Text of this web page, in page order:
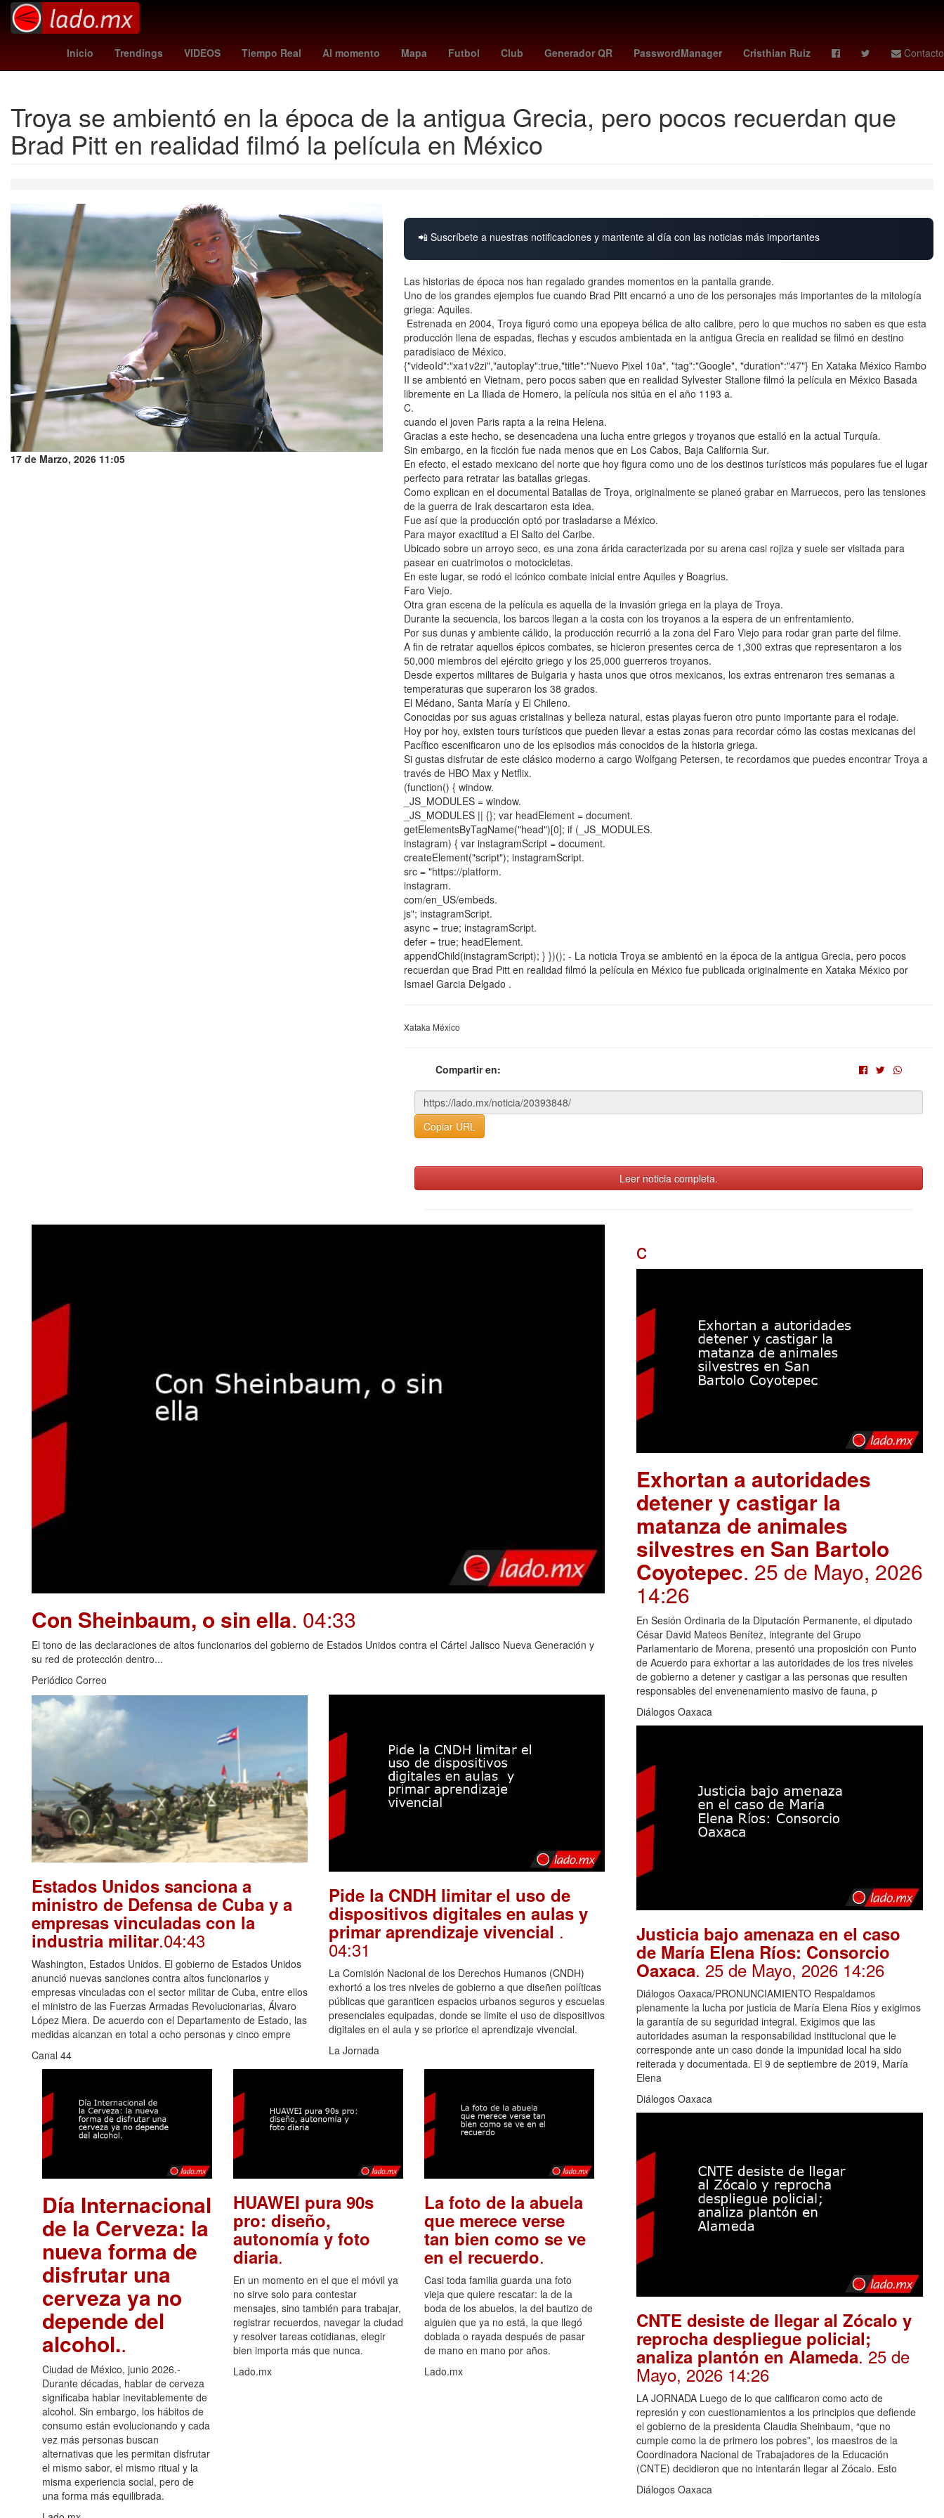
Inicio Trendings VIDEOS Tiempo Real Al momento Mapa Futbol Club Generador QR PasswordManager Cristhian Ruiz Contacto
Deslizamiento de tierra 2 de diciembre Club Atlético Talleres Casino en línea Legia de Varsovia James Mangold Zimbabue mönchengladbach - frankfurt MasterChef Celebrity
Troya se ambientó en la época de la antigua Grecia, pero pocos recuerdan que
Brad Pitt en realidad filmó la película en México
17 de Marzo, 2026 11:05
📲 Suscríbete a nuestras notificaciones y mantente al día con las noticias más importantes
Las historias de época nos han regalado grandes momentos en la pantalla grande.
Uno de los grandes ejemplos fue cuando Brad Pitt encarnó a uno de los personajes más importantes de la mitología
griega: Aquiles.
Estrenada en 2004, Troya figuró como una epopeya bélica de alto calibre, pero lo que muchos no saben es que esta
producción llena de espadas, flechas y escudos ambientada en la antigua Grecia en realidad se filmó en destino
paradisiaco de México.
{"videoId":"xa1v2zi","autoplay":true,"title":"Nuevo Pixel 10a", "tag":"Google", "duration":"47"} En Xataka México Rambo
II se ambientó en Vietnam, pero pocos saben que en realidad Sylvester Stallone filmó la película en México Basada
libremente en La Iliada de Homero, la película nos sitúa en el año 1193 a.
C.
cuando el joven Paris rapta a la reina Helena.
Gracias a este hecho, se desencadena una lucha entre griegos y troyanos que estalló en la actual Turquía.
Sin embargo, en la ficción fue nada menos que en Los Cabos, Baja California Sur.
En efecto, el estado mexicano del norte que hoy figura como uno de los destinos turísticos más populares fue el lugar
perfecto para retratar las batallas griegas.
Como explican en el documental Batallas de Troya, originalmente se planeó grabar en Marruecos, pero las tensiones
de la guerra de Irak descartaron esta idea.
Fue así que la producción optó por trasladarse a México.
Para mayor exactitud a El Salto del Caribe.
Ubicado sobre un arroyo seco, es una zona árida caracterizada por su arena casi rojiza y suele ser visitada para
pasear en cuatrimotos o motocicletas.
En este lugar, se rodó el icónico combate inicial entre Aquiles y Boagrius.
Faro Viejo.
Otra gran escena de la película es aquella de la invasión griega en la playa de Troya.
Durante la secuencia, los barcos llegan a la costa con los troyanos a la espera de un enfrentamiento.
Por sus dunas y ambiente cálido, la producción recurrió a la zona del Faro Viejo para rodar gran parte del filme.
A fin de retratar aquellos épicos combates, se hicieron presentes cerca de 1,300 extras que representaron a los
50,000 miembros del ejército griego y los 25,000 guerreros troyanos.
Desde expertos militares de Bulgaria y hasta unos que otros mexicanos, los extras entrenaron tres semanas a
temperaturas que superaron los 38 grados.
El Médano, Santa María y El Chileno.
Conocidas por sus aguas cristalinas y belleza natural, estas playas fueron otro punto importante para el rodaje.
Hoy por hoy, existen tours turísticos que pueden llevar a estas zonas para recordar cómo las costas mexicanas del
Pacífico escenificaron uno de los episodios más conocidos de la historia griega.
Si gustas disfrutar de este clásico moderno a cargo Wolfgang Petersen, te recordamos que puedes encontrar Troya a
través de HBO Max y Netflix.
(function() { window.
_JS_MODULES = window.
_JS_MODULES || {}; var headElement = document.
getElementsByTagName("head")[0]; if (_JS_MODULES.
instagram) { var instagramScript = document.
createElement("script"); instagramScript.
src = "https://platform.
instagram.
com/en_US/embeds.
js"; instagramScript.
async = true; instagramScript.
defer = true; headElement.
appendChild(instagramScript); } })(); - La noticia Troya se ambientó en la época de la antigua Grecia, pero pocos
recuerdan que Brad Pitt en realidad filmó la película en México fue publicada originalmente en Xataka México por
Ismael Garcia Delgado .
Xataka México
Compartir en:
Copiar URL
Leer noticia completa.
Con Sheinbaum, o sin ella. 04:33
El tono de las declaraciones de altos funcionarios del gobierno de Estados Unidos contra el Cártel Jalisco Nueva Generación y
su red de protección dentro...
Periódico Correo
Estados Unidos sanciona a
ministro de Defensa de Cuba y a
empresas vinculadas con la
industria militar.04:43
Washington, Estados Unidos. El gobierno de Estados Unidos
anunció nuevas sanciones contra altos funcionarios y
empresas vinculadas con el sector militar de Cuba, entre ellos
el ministro de las Fuerzas Armadas Revolucionarias, Álvaro
López Miera. De acuerdo con el Departamento de Estado, las
medidas alcanzan en total a ocho personas y cinco empre
Canal 44
Pide la CNDH limitar el uso de
dispositivos digitales en aulas y
primar aprendizaje vivencial .
04:31
La Comisión Nacional de los Derechos Humanos (CNDH)
exhortó a los tres niveles de gobierno a que diseñen políticas
públicas que garanticen espacios urbanos seguros y escuelas
presenciales equipadas, donde se limite el uso de dispositivos
digitales en el aula y se priorice el aprendizaje vivencial.
La Jornada
Día Internacional
de la Cerveza: la
nueva forma de
disfrutar una
cerveza ya no
depende del
alcohol..
Ciudad de México, junio 2026.-
Durante décadas, hablar de cerveza
significaba hablar inevitablemente de
alcohol. Sin embargo, los hábitos de
consumo están evolucionando y cada
vez más personas buscan
alternativas que les permitan disfrutar
el mismo sabor, el mismo ritual y la
misma experiencia social, pero de
una forma más equilibrada.
HUAWEI pura 90s
pro: diseño,
autonomía y foto
diaria.
En un momento en el que el móvil ya
no sirve solo para contestar
mensajes, sino también para trabajar,
registrar recuerdos, navegar la ciudad
y resolver tareas cotidianas, elegir
bien importa más que nunca.
Lado.mx
La foto de la abuela
que merece verse
tan bien como se ve
en el recuerdo.
Casi toda familia guarda una foto
vieja que quiere rescatar: la de la
boda de los abuelos, la del bautizo de
alguien que ya no está, la que llegó
doblada o rayada después de pasar
de mano en mano por años.
Lado.mx
c
Exhortan a autoridades
detener y castigar la
matanza de animales
silvestres en San Bartolo
Coyotepec. 25 de Mayo, 2026
14:26
En Sesión Ordinaria de la Diputación Permanente, el diputado
César David Mateos Benítez, integrante del Grupo
Parlamentario de Morena, presentó una proposición con Punto
de Acuerdo para exhortar a las autoridades de los tres niveles
de gobierno a detener y castigar a las personas que resulten
responsables del envenenamiento masivo de fauna, p
Diálogos Oaxaca
Justicia bajo amenaza en el caso
de María Elena Ríos: Consorcio
Oaxaca. 25 de Mayo, 2026 14:26
Diálogos Oaxaca/PRONUNCIAMIENTO Respaldamos
plenamente la lucha por justicia de María Elena Ríos y exigimos
la garantía de su seguridad integral. Exigimos que las
autoridades asuman la responsabilidad institucional que le
corresponde ante un caso donde la impunidad local ha sido
reiterada y documentada. El 9 de septiembre de 2019, María
Elena
Diálogos Oaxaca
CNTE desiste de llegar al Zócalo y
reprocha despliegue policial;
analiza plantón en Alameda. 25 de
Mayo, 2026 14:26
LA JORNADA Luego de lo que calificaron como acto de
represión y con cuestionamientos a los principios que defiende
el gobierno de la presidenta Claudia Sheinbaum, “que no
cumple como la de primero los pobres”, los maestros de la
Coordinadora Nacional de Trabajadores de la Educación
(CNTE) decidieron que no intentarán llegar al Zócalo. Esto
Diálogos Oaxaca